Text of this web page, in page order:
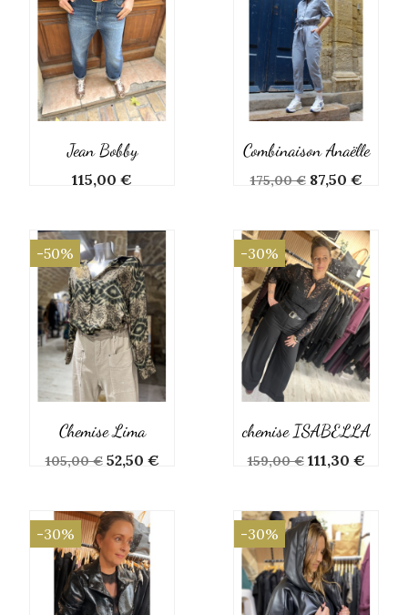
Jean Bobby
Prix
115,00 €
Combinaison Anaëlle
Prix
175,00 € Prix
87,50 €
Chemise Lima
Prix
105,00 € Prix
52,50 €
-50%
chemise ISABELLA
Prix
159,00 € Prix
111,30 €
-30%
-30% -30%